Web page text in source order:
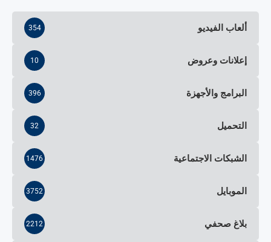
ألعاب الفيديو 354
إعلانات وعروض 10
البرامج والأجهزة 396
التحميل 32
الشبكات الاجتماعية 1476
الموبايل 3752
بلاغ صحفي 2212